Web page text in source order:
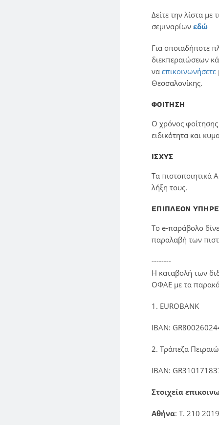
Δείτε την λίστα
σεμιναρίων εδώ
Για οποιαδήποτε
διεκπεραιώσεων
να επικοινωνήσετε
Θεσσαλονίκης.
ΦΟΙΤΗΣΗ
Ο χρόνος φοίτησης
ειδικότητα και
ΙΣΧΥΣ
Τα πιστοποιητικά
λήξη τους.
ΕΠΙΠΛΕΟΝ
Το e-παράβολο
παραλαβή των
--------
Η καταβολή των
ΟΦΑΕ με τα
1. EUROBANK
IBAN:
2. Τράπεζα
ΙΒΑΝ:
Στοιχεία
Αθήνα: Τ. 210